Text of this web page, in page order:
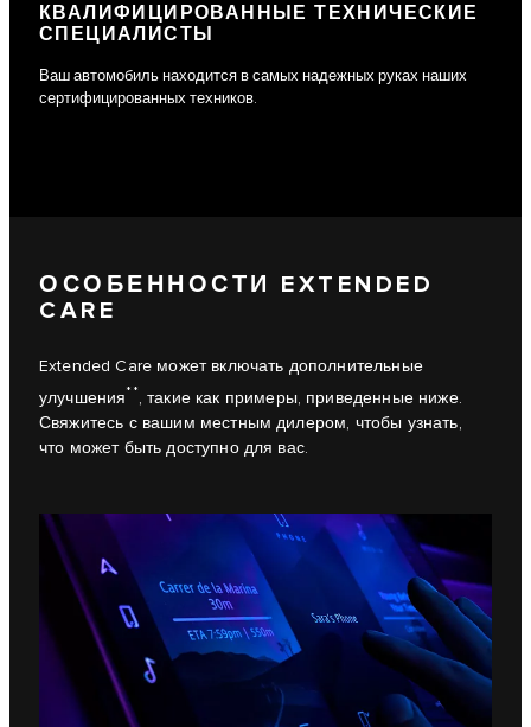
КВАЛИФИЦИРОВАННЫЕ ТЕХНИЧЕСКИЕ
СПЕЦИАЛИСТЫ
Ваш автомобиль находится в самых надежных руках наших
сертифицированных техников.
ОСОБЕННОСТИ EXTENDED
CARE
Extended Care может включать дополнительные
улучшения**, такие как примеры, приведенные ниже.
Свяжитесь с вашим местным дилером, чтобы узнать,
что может быть доступно для вас.